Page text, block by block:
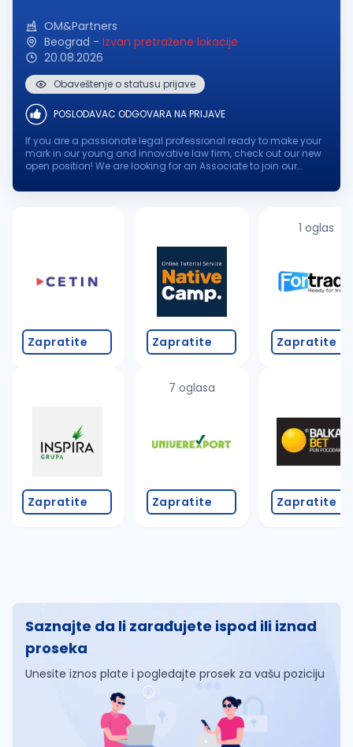
OM&Partners
Beograd - Izvan pretražene lokacije
20.08.2026
Obaveštenje o statusu prijave
POSLODAVAC ODGOVARA NA PRIJAVE
If you are a passionate legal professional ready to make your
mark in our young and innovative law firm, check out our new
open position! We are looking for an Associate to join our
contribute to...
Zapratite
Zapratite
Zapratite
7 oglasa
Zapratite
1 oglas
Zapratite
Zapratite
Saznajte da li zarađujete ispod ili iznad
proseka
Unesite iznos plate i pogledajte prosek za vašu poziciju